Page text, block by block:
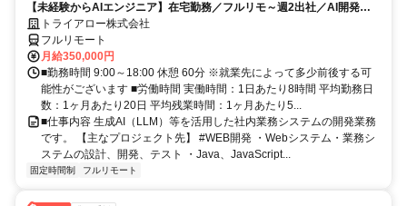
【未経験からAIエンジニア】在宅勤務／フルリモ～週2出社／AI開発を
仕事にする
トライアロー株式会社
フルリモート
月給350,000円
■勤務時間 9:00～18:00 休憩 60分 ※就業先によって多少前後する可
能性がございます ■労働時間 実働時間：1日あたり8時間 平均勤務日
数：1ヶ月あたり20日 平均残業時間：1ヶ月あたり5...
■仕事内容 生成AI（LLM）等を活用した社内業務システムの開発業務
です。 【主なプロジェクト先】 #WEB開発 ・Webシステム・業務シ
ステムの設計、開発、テスト ・Java、JavaScript...
固定時間制 フルリモート